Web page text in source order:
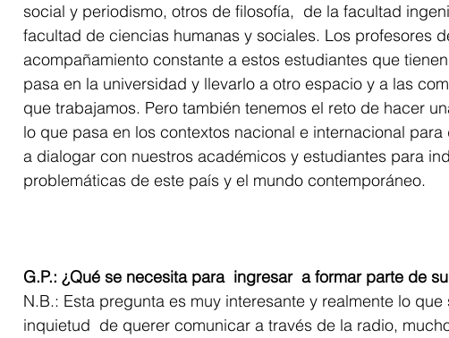
social y periodismo, otros de filosofía,  de la facultad
facultad de ciencias humanas y sociales. Los profesores
acompañamiento constante a estos estudiantes que
pasa en la universidad y llevarlo a otro espacio y a las
que trabajamos. Pero también tenemos el reto de hacer
lo que pasa en los contextos nacional e internacional
a dialogar con nuestros académicos y estudiantes para
problemáticas de este país y el mundo contemporáneo.
G.P.: ¿Qué se necesita para  ingresar  a formar parte de
N.B.: Esta pregunta es muy interesante y realmente lo
inquietud  de querer comunicar a través de la radio,